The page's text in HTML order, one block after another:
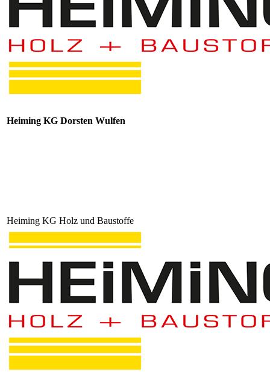
Heiming KG Dorsten Wulfen
Heiming KG Holz und Baustoffe